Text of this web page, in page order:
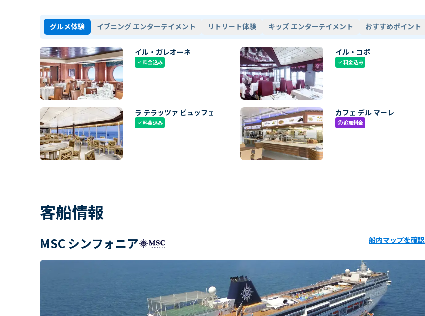
グルメ体験 イブニング エンターテイメント リトリート体験 キッズ エンターテイメント おすすめポイント
イル・ガレオーネ
check料金込み
イル・コボ
check料金込み
ラ テラッツァ ビュッフェ
check料金込み
カフェ デル マーレ
paid追加料金
客船情報
MSC シンフォニア 船内マップを確認